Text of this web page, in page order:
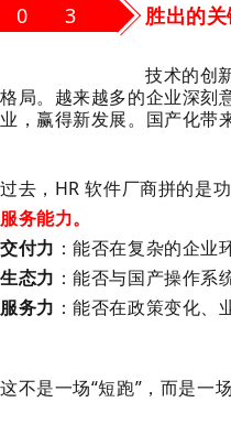
0 3 胜出的
技术的创
格局。越来越多的企业深刻
业，赢得新发展。国产化带
过去，HR 软件厂商拼的是
服务能力。
交付力 ：能否在复杂的企业
生态力 ：能否与国产操作系
服务力 ：能否在政策变化、
这不是一场“短跑”，而是一场